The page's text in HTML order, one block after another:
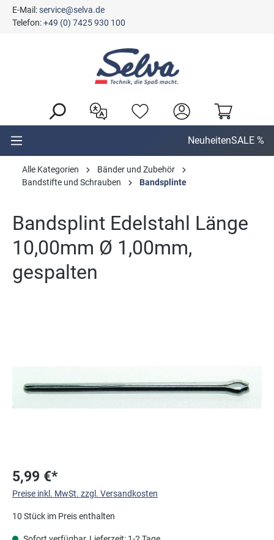
springen
E-Mail:service@selva.de
Telefon:+49 (0) 7425 930 100
NeuheitenSALE %
Alle Kategorien
Bänder und Zubehör
Bandstifte und Schrauben
Bandsplinte
Bandsplint Edelstahl Länge
10,00mm Ø 1,00mm,
gespalten
5,99 €*
Preise inkl. MwSt. zzgl. Versandkosten
10 Stück im Preis enthalten